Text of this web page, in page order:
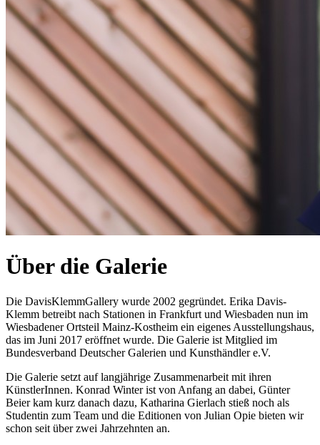
Über die Galerie
Die DavisKlemmGallery wurde 2002 gegründet. Erika Davis-
Klemm betreibt nach Stationen in Frankfurt und Wiesbaden nun im
Wiesbadener Ortsteil Mainz-Kostheim ein eigenes Ausstellungshaus,
das im Juni 2017 eröffnet wurde. Die Galerie ist Mitglied im
Bundesverband Deutscher Galerien und Kunsthändler e.V.
Die Galerie setzt auf langjährige Zusammenarbeit mit ihren
KünstlerInnen. Konrad Winter ist von Anfang an dabei, Günter
Beier kam kurz danach dazu, Katharina Gierlach stieß noch als
Studentin zum Team und die Editionen von Julian Opie bieten wir
schon seit über zwei Jahrzehnten an.